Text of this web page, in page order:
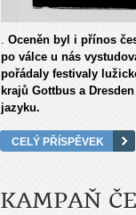
. Oceněn byl i přínos
po válce u nás
pořádaly festivaly
krajů Gottbus a
jazyku.
CELÝ PŘÍSPĚVEK
KAMPAŇ